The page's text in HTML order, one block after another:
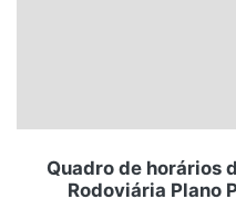
Quadro de horários
Rodoviária Plano